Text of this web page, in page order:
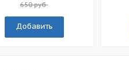
650 руб.
Добавить